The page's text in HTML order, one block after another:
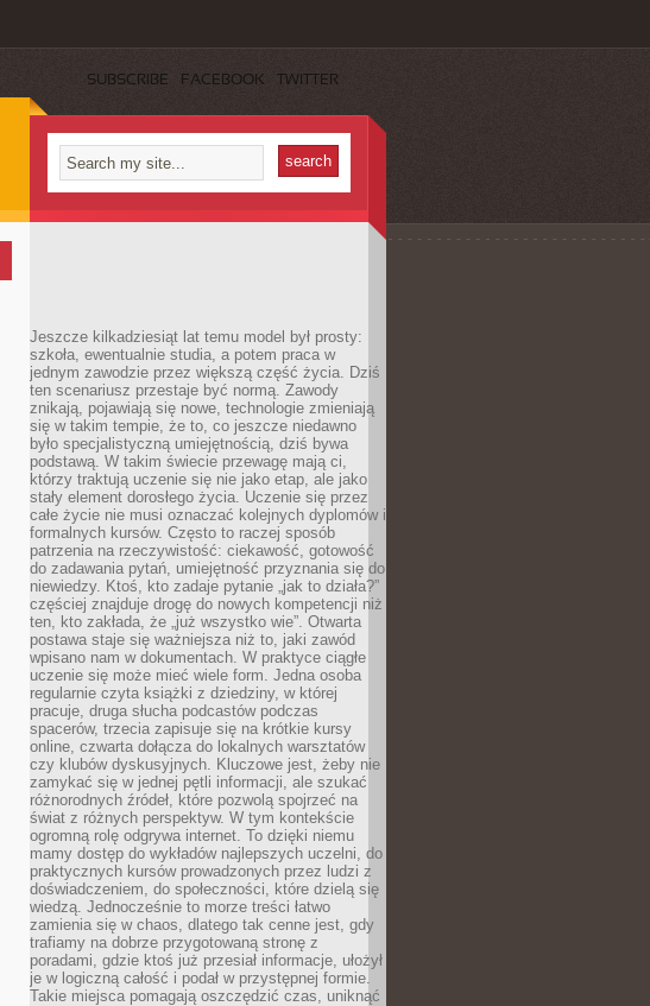
SUBSCRIBE FACEBOOK TWITTER
Jeszcze kilkadziesiąt lat temu model był prosty:
szkoła, ewentualnie studia, a potem praca w
jednym zawodzie przez większą część życia. Dziś
ten scenariusz przestaje być normą. Zawody
znikają, pojawiają się nowe, technologie zmieniają
się w takim tempie, że to, co jeszcze niedawno
było specjalistyczną umiejętnością, dziś bywa
podstawą. W takim świecie przewagę mają ci,
którzy traktują uczenie się nie jako etap, ale jako
stały element dorosłego życia. Uczenie się przez
całe życie nie musi oznaczać kolejnych dyplomów i
formalnych kursów. Często to raczej sposób
patrzenia na rzeczywistość: ciekawość, gotowość
do zadawania pytań, umiejętność przyznania się do
niewiedzy. Ktoś, kto zadaje pytanie „jak to działa?”
częściej znajduje drogę do nowych kompetencji niż
ten, kto zakłada, że „już wszystko wie”. Otwarta
postawa staje się ważniejsza niż to, jaki zawód
wpisano nam w dokumentach. W praktyce ciągłe
uczenie się może mieć wiele form. Jedna osoba
regularnie czyta książki z dziedziny, w której
pracuje, druga słucha podcastów podczas
spacerów, trzecia zapisuje się na krótkie kursy
online, czwarta dołącza do lokalnych warsztatów
czy klubów dyskusyjnych. Kluczowe jest, żeby nie
zamykać się w jednej pętli informacji, ale szukać
różnorodnych źródeł, które pozwolą spojrzeć na
świat z różnych perspektyw. W tym kontekście
ogromną rolę odgrywa internet. To dzięki niemu
mamy dostęp do wykładów najlepszych uczelni, do
praktycznych kursów prowadzonych przez ludzi z
doświadczeniem, do społeczności, które dzielą się
wiedzą. Jednocześnie to morze treści łatwo
zamienia się w chaos, dlatego tak cenne jest, gdy
trafiamy na dobrze przygotowaną stronę z
poradami, gdzie ktoś już przesiał informacje, ułożył
je w logiczną całość i podał w przystępnej formie.
Takie miejsca pomagają oszczędzić czas, uniknąć